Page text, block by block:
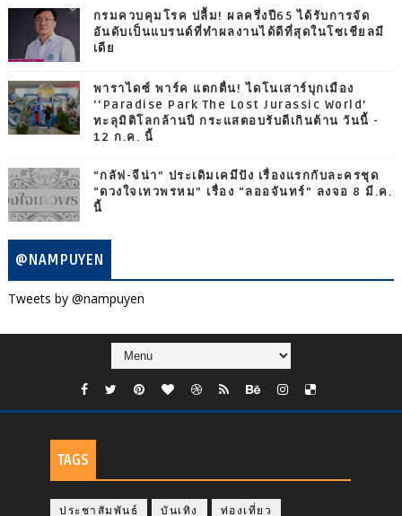
กรมควบคุมโรค ปลื้ม! ผลครึ่งปี65 ได้รับการจัด
อันดับเป็นแบรนด์ที่ทำผลงานได้ดีที่สุดในโซเชียลมี
เดีย
พาราไดซ์ พาร์ค แตกตื่น! ไดโนเสาร์บุกเมือง
‘‘Paradise Park The Lost Jurassic World’
ทะลุมิติโลกล้านปี กระแสตอบรับดีเกินต้าน วันนี้ -
12 ก.ค. นี้
“กลัฟ-จีน่า” ประเดิมเคมีปัง เรื่องแรกกับละครชุด
“ดวงใจเทวพรหม” เรื่อง “ลออจันทร์” ลงจอ 8 มี.ค.
นี้
@NAMPUYEN
Tweets by @nampuyen
TAGS
ประชาสัมพันธ์ บันเทิง ท่องเที่ยว